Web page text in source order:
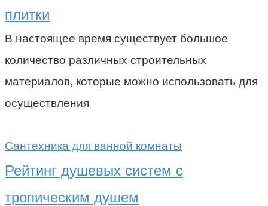
плитки
В настоящее время существует большое
количество различных строительных
материалов, которые можно использовать для
осуществления
Сантехника для ванной комнаты
Рейтинг душевых систем с
тропическим душем